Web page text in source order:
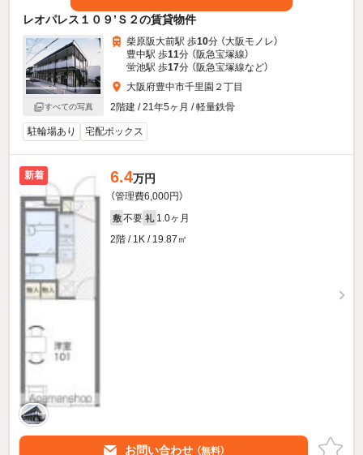
レオパレス１０９’Ｓ２の賃貸物件
すべての写真
柴原阪大前駅 歩10分 （大阪モノレ）
豊中駅 歩11分 （阪急宝塚線）
蛍池駅 歩17分 （阪急宝塚線など）
大阪府豊中市千里園２丁目
2階建 / 21年5ヶ月 / 軽量鉄骨
駐輪場あり 宅配ボックス
新着 6.4万円
（管理費6,000円）
敷 不要 礼 1.0ヶ月
2階 / 1K / 19.87㎡
お問い合わせ （無料）